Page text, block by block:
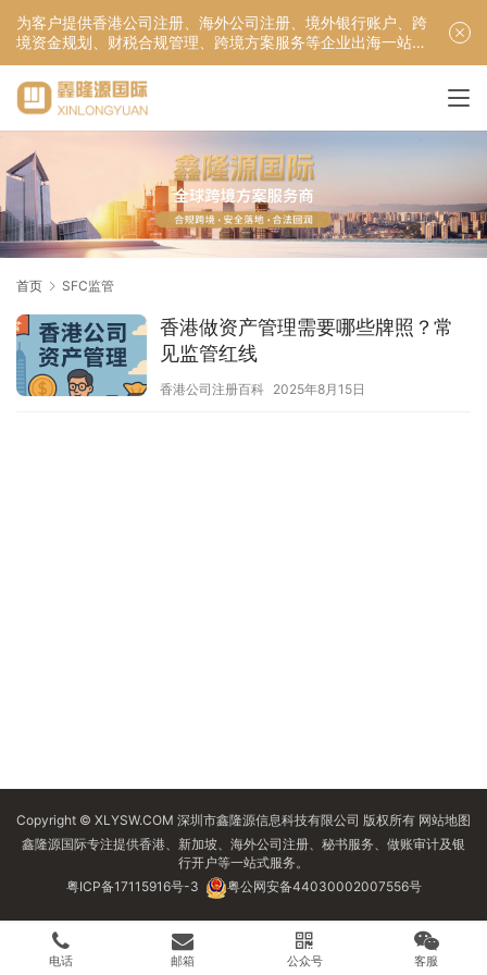
为客户提供香港公司注册、海外公司注册、境外银行账户、跨
境资金规划、财税合规管理、跨境方案服务等企业出海一站式
服务！
首页 SFC监管
香港做资产管理需要哪些牌照？常
见监管红线
香港公司注册百科 2025年8月15日
Copyright © XLYSW.COM 深圳市鑫隆源信息科技有限公司 版权所有 网站地图
鑫隆源国际专注提供香港、新加坡、海外公司注册、秘书服务、做账审计及银
行开户等一站式服务。
粤ICP备17115916号-3
粤公网安备44030002007556号
电话 邮箱 公众号 客服